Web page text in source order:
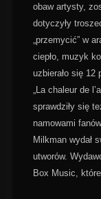
obaw artysty,
dotyczyły
„przemycić” w
ciepło, muzyk
uzbierało się
„La chaleur de
sprawdziły się
namowami
Milkman wydał
utworów.
Box Music,